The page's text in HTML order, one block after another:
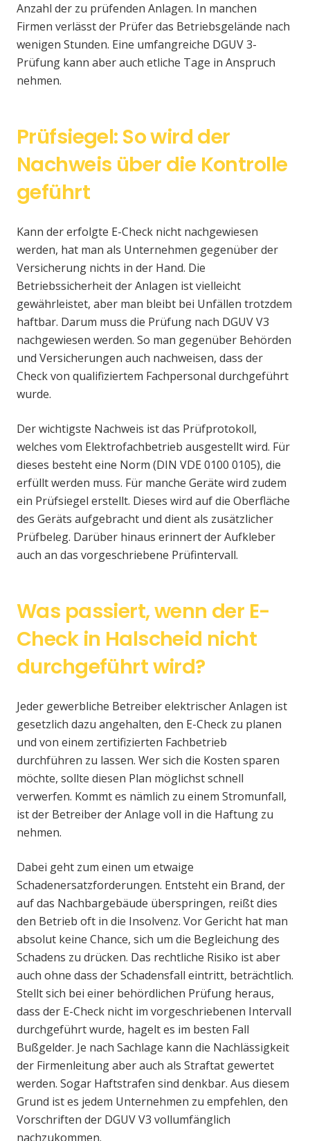
Anzahl der zu prüfenden Anlagen. In manchen
Firmen verlässt der Prüfer das Betriebsgelände nach
wenigen Stunden. Eine umfangreiche DGUV 3-
Prüfung kann aber auch etliche Tage in Anspruch
nehmen.
Prüfsiegel: So wird der
Nachweis über die Kontrolle
geführt
Kann der erfolgte E-Check nicht nachgewiesen
werden, hat man als Unternehmen gegenüber der
Versicherung nichts in der Hand. Die
Betriebssicherheit der Anlagen ist vielleicht
gewährleistet, aber man bleibt bei Unfällen trotzdem
haftbar. Darum muss die Prüfung nach DGUV V3
nachgewiesen werden. So man gegenüber Behörden
und Versicherungen auch nachweisen, dass der
Check von qualifiziertem Fachpersonal durchgeführt
wurde.
Der wichtigste Nachweis ist das Prüfprotokoll,
welches vom Elektrofachbetrieb ausgestellt wird. Für
dieses besteht eine Norm (DIN VDE 0100 0105), die
erfüllt werden muss. Für manche Geräte wird zudem
ein Prüfsiegel erstellt. Dieses wird auf die Oberfläche
des Geräts aufgebracht und dient als zusätzlicher
Prüfbeleg. Darüber hinaus erinnert der Aufkleber
auch an das vorgeschriebene Prüfintervall.
Was passiert, wenn der E-
Check in Halscheid nicht
durchgeführt wird?
Jeder gewerbliche Betreiber elektrischer Anlagen ist
gesetzlich dazu angehalten, den E-Check zu planen
und von einem zertifizierten Fachbetrieb
durchführen zu lassen. Wer sich die Kosten sparen
möchte, sollte diesen Plan möglichst schnell
verwerfen. Kommt es nämlich zu einem Stromunfall,
ist der Betreiber der Anlage voll in die Haftung zu
nehmen.
Dabei geht zum einen um etwaige
Schadenersatzforderungen. Entsteht ein Brand, der
auf das Nachbargebäude überspringen, reißt dies
den Betrieb oft in die Insolvenz. Vor Gericht hat man
absolut keine Chance, sich um die Begleichung des
Schadens zu drücken. Das rechtliche Risiko ist aber
auch ohne dass der Schadensfall eintritt, beträchtlich.
Stellt sich bei einer behördlichen Prüfung heraus,
dass der E-Check nicht im vorgeschriebenen Intervall
durchgeführt wurde, hagelt es im besten Fall
Bußgelder. Je nach Sachlage kann die Nachlässigkeit
der Firmenleitung aber auch als Straftat gewertet
werden. Sogar Haftstrafen sind denkbar. Aus diesem
Grund ist es jedem Unternehmen zu empfehlen, den
Vorschriften der DGUV V3 vollumfänglich
nachzukommen.